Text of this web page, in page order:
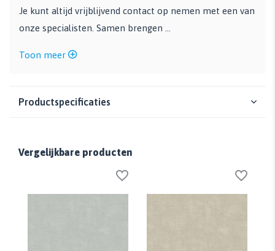
Je kunt altijd vrijblijvend contact op nemen met een van
onze specialisten. Samen brengen ...
Toon meer
Productspecificaties
Vergelijkbare producten